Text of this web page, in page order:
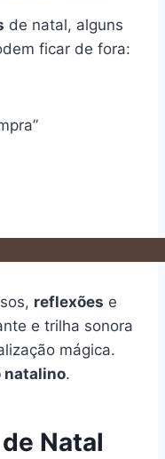
de natal, alguns
ficar de fora:
reflexões e
e trilha sonora
mágica.
natalino.
Natal